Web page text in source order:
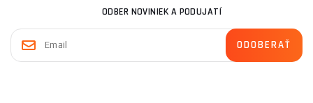
ODBER NOVINIEK A PODUJATÍ